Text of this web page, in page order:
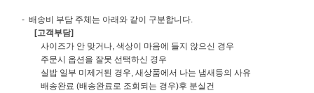
- 배송비 부담 주체는 아래와 같이 구분합니다.
[고객부담]
사이즈가 안 맞거나, 색상이 마음에 들지 않으신 경우
주문시 옵션을 잘못 선택하신 경우
실밥 일부 미제거된 경우, 새상품에서 나는 냄새등의 사유
배송완료 (배송완료로 조회되는 경우)후 분실건